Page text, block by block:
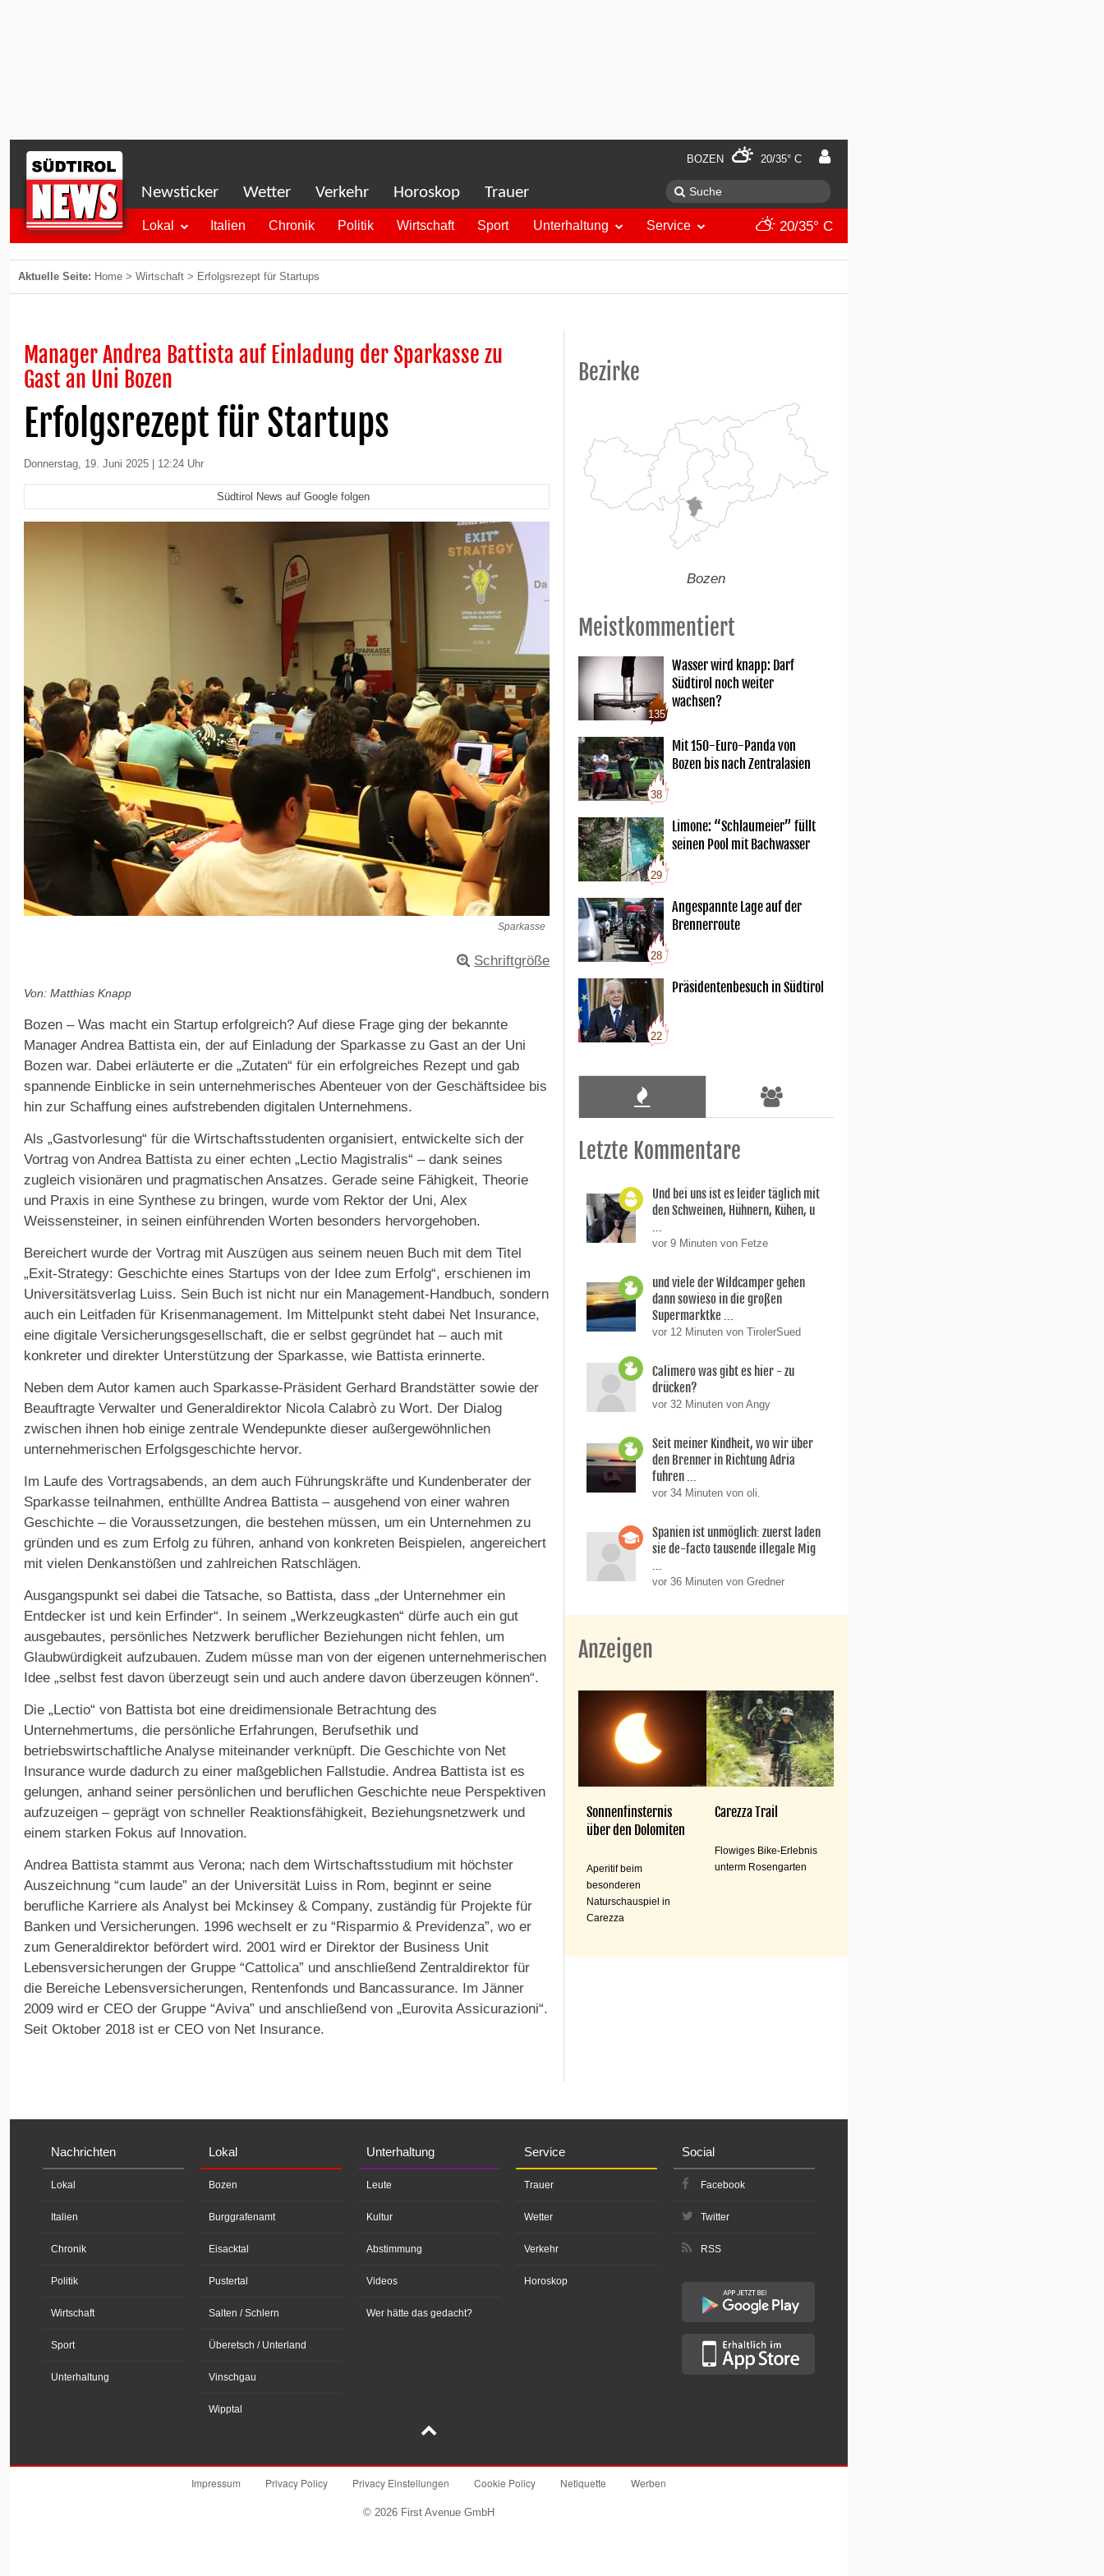
BOZEN 20/35° C
Newsticker Wetter Verkehr Horoskop Trauer
Lokal Italien Chronik Politik Wirtschaft Sport Unterhaltung Service 20/35° C
Aktuelle Seite: Home > Wirtschaft > Erfolgsrezept für Startups
Manager Andrea Battista auf Einladung der Sparkasse zu
Gast an Uni Bozen
Erfolgsrezept für Startups
Donnerstag, 19. Juni 2025 | 12:24 Uhr
Südtirol News auf Google folgen
Sparkasse
Schriftgröße
Von: Matthias Knapp
Bozen – Was macht ein Startup erfolgreich? Auf diese Frage ging der bekannte
Manager Andrea Battista ein, der auf Einladung der Sparkasse zu Gast an der Uni
Bozen war. Dabei erläuterte er die „Zutaten“ für ein erfolgreiches Rezept und gab
spannende Einblicke in sein unternehmerisches Abenteuer von der Geschäftsidee bis
hin zur Schaffung eines aufstrebenden digitalen Unternehmens.
Als „Gastvorlesung“ für die Wirtschaftsstudenten organisiert, entwickelte sich der
Vortrag von Andrea Battista zu einer echten „Lectio Magistralis“ – dank seines
zugleich visionären und pragmatischen Ansatzes. Gerade seine Fähigkeit, Theorie
und Praxis in eine Synthese zu bringen, wurde vom Rektor der Uni, Alex
Weissensteiner, in seinen einführenden Worten besonders hervorgehoben.
Bereichert wurde der Vortrag mit Auszügen aus seinem neuen Buch mit dem Titel
„Exit-Strategy: Geschichte eines Startups von der Idee zum Erfolg“, erschienen im
Universitätsverlag Luiss. Sein Buch ist nicht nur ein Management-Handbuch, sondern
auch ein Leitfaden für Krisenmanagement. Im Mittelpunkt steht dabei Net Insurance,
eine digitale Versicherungsgesellschaft, die er selbst gegründet hat – auch mit
konkreter und direkter Unterstützung der Sparkasse, wie Battista erinnerte.
Neben dem Autor kamen auch Sparkasse-Präsident Gerhard Brandstätter sowie der
Beauftragte Verwalter und Generaldirektor Nicola Calabrò zu Wort. Der Dialog
zwischen ihnen hob einige zentrale Wendepunkte dieser außergewöhnlichen
unternehmerischen Erfolgsgeschichte hervor.
Im Laufe des Vortragsabends, an dem auch Führungskräfte und Kundenberater der
Sparkasse teilnahmen, enthüllte Andrea Battista – ausgehend von einer wahren
Geschichte – die Voraussetzungen, die bestehen müssen, um ein Unternehmen zu
gründen und es zum Erfolg zu führen, anhand von konkreten Beispielen, angereichert
mit vielen Denkanstößen und zahlreichen Ratschlägen.
Ausgangspunkt sei dabei die Tatsache, so Battista, dass „der Unternehmer ein
Entdecker ist und kein Erfinder“. In seinem „Werkzeugkasten“ dürfe auch ein gut
ausgebautes, persönliches Netzwerk beruflicher Beziehungen nicht fehlen, um
Glaubwürdigkeit aufzubauen. Zudem müsse man von der eigenen unternehmerischen
Idee „selbst fest davon überzeugt sein und auch andere davon überzeugen können“.
Die „Lectio“ von Battista bot eine dreidimensionale Betrachtung des
Unternehmertums, die persönliche Erfahrungen, Berufsethik und
betriebswirtschaftliche Analyse miteinander verknüpft. Die Geschichte von Net
Insurance wurde dadurch zu einer maßgeblichen Fallstudie. Andrea Battista ist es
gelungen, anhand seiner persönlichen und beruflichen Geschichte neue Perspektiven
aufzuzeigen – geprägt von schneller Reaktionsfähigkeit, Beziehungsnetzwerk und
einem starken Fokus auf Innovation.
Andrea Battista stammt aus Verona; nach dem Wirtschaftsstudium mit höchster
Auszeichnung “cum laude” an der Universität Luiss in Rom, beginnt er seine
berufliche Karriere als Analyst bei Mckinsey & Company, zuständig für Projekte für
Banken und Versicherungen. 1996 wechselt er zu “Risparmio & Previdenza”, wo er
zum Generaldirektor befördert wird. 2001 wird er Direktor der Business Unit
Lebensversicherungen der Gruppe “Cattolica” und anschließend Zentraldirektor für
die Bereiche Lebensversicherungen, Rentenfonds und Bancassurance. Im Jänner
2009 wird er CEO der Gruppe “Aviva” und anschließend von „Eurovita Assicurazioni“.
Seit Oktober 2018 ist er CEO von Net Insurance.
Bezirke
Bozen
Meistkommentiert
135
Wasser wird knapp: Darf
Südtirol noch weiter
wachsen?
38
Mit 150-Euro-Panda von
Bozen bis nach Zentralasien
29
Limone: “Schlaumeier” füllt
seinen Pool mit Bachwasser
28
Angespannte Lage auf der
Brennerroute
22
Präsidentenbesuch in Südtirol
Letzte Kommentare
Und bei uns ist es leider täglich mit
den Schweinen, Hühnern, Kühen, u
...
vor 9 Minuten von Fetze
und viele der Wildcamper gehen
dann sowieso in die großen
Supermarktke ...
vor 12 Minuten von TirolerSued
Calimero was gibt es hier - zu
drücken?
vor 32 Minuten von Angy
Seit meiner Kindheit, wo wir über
den Brenner in Richtung Adria
fuhren ...
vor 34 Minuten von oli.
Spanien ist unmöglich: zuerst laden
sie de-facto tausende illegale Mig
...
vor 36 Minuten von Gredner
Anzeigen
Sonnenfinsternis
über den Dolomiten
Aperitif beim
besonderen
Naturschauspiel in
Carezza
Carezza Trail
Flowiges Bike-Erlebnis
unterm Rosengarten
Nachrichten
Lokal
Italien
Chronik
Politik
Wirtschaft
Sport
Unterhaltung
Lokal
Bozen
Burggrafenamt
Eisacktal
Pustertal
Salten / Schlern
Überetsch / Unterland
Vinschgau
Wipptal
Unterhaltung
Leute
Kultur
Abstimmung
Videos
Wer hätte das gedacht?
Service
Trauer
Wetter
Verkehr
Horoskop
Social
Facebook
Twitter
RSS
Impressum Privacy Policy Privacy Einstellungen Cookie Policy Netiquette Werben
© 2026 First Avenue GmbH